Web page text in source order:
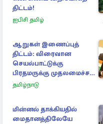
திட்டம்!
ஐபிசி தமிழ்
ஆறுகள் இணைப்புத்
திட்டம்: விரைவான
செயல்பாட்டுக்கு
பிரதமருக்கு முதலமைச்சர்
கடிதம்
தமிழ்நாடு
மின்னல் தாக்கியதில்
மைதானத்திலேயே